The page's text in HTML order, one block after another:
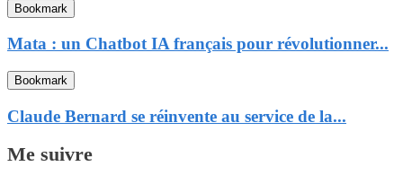
Bookmark
Mata : un Chatbot IA français pour révolutionner...
Bookmark
Claude Bernard se réinvente au service de la...
Me suivre